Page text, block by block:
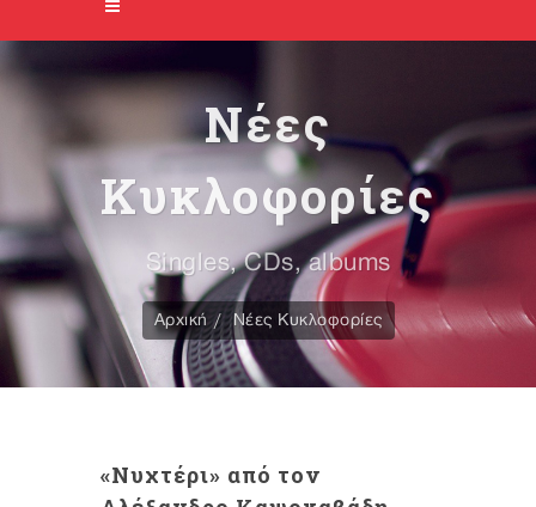
Νέες
Κυκλοφορίες
Singles, CDs, albums
Αρχική Νέες Κυκλοφορίες
«Νυχτέρι» από τον